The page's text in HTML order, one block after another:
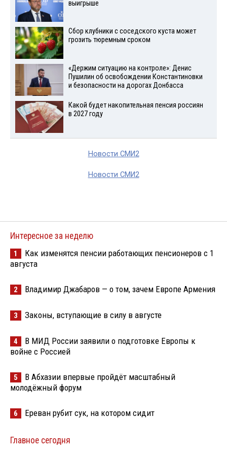
выигрыше
Сбор клубники с соседского куста может
грозить тюремным сроком
«Держим ситуацию на контроле»: Денис
Пушилин об освобождении Константиновки
и безопасности на дорогах Донбасса
Какой будет накопительная пенсия россиян
в 2027 году
Новости СМИ2
Новости СМИ2
Интересное за неделю
1
Как изменятся пенсии работающих пенсионеров с 1
августа
2 Владимир Джабаров — о том, зачем Европе Армения
3 Законы, вступающие в силу в августе
4
В МИД России заявили о подготовке Европы к
войне с Россией
5
В Абхазии впервые пройдёт масштабный
молодёжный форум
6 Ереван рубит сук, на котором сидит
Главное сегодня